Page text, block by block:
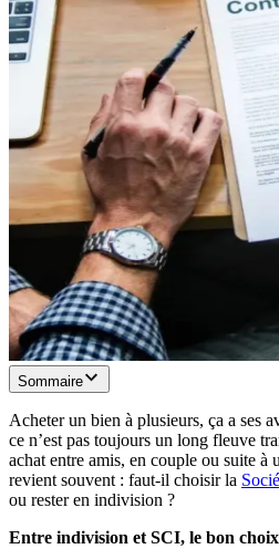
Sommaire
Acheter un bien à plusieurs, ça a ses
ce n’est pas toujours un long fleuve
achat entre amis, en couple ou suite à
revient souvent : faut-il choisir la
ou rester en indivision ?
Entre indivision et SCI, le bon